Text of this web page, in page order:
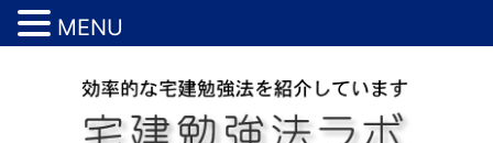
MENU